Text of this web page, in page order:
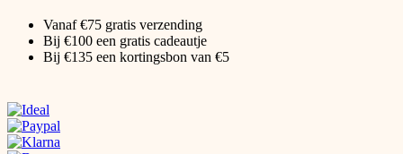
Vanaf €75 gratis verzending
Bij €100 een gratis cadeautje
Bij €135 een kortingsbon van €5